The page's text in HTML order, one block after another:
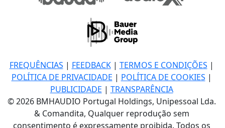
FREQUÊNCIAS | FEEDBACK| TERMOS E CONDIÇÕES |
POLÍTICA DE PRIVACIDADE | POLÍTICA DE COOKIES |
PUBLICIDADE | TRANSPARÊNCIA
© 2026 BMHAUDIO Portugal Holdings, Unipessoal Lda.
& Comandita, Qualquer reprodução sem
consentimento é expressamente proibida. Todos os